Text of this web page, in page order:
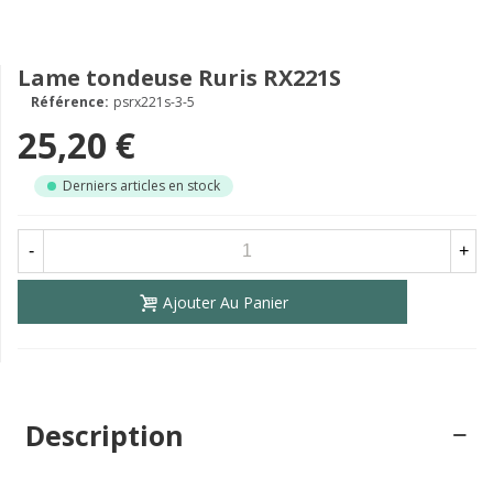
Lame tondeuse Ruris RX221S
Référence: psrx221s-3-5
25,20 €
Derniers articles en stock
- +
Ajouter Au Panier
Description